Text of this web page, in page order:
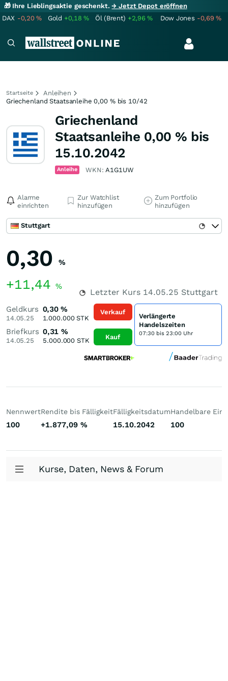
🎁 Ihre Lieblingsaktie geschenkt.→ Jetzt Depot eröffnen
DAX -0,20% Gold +0,18% Öl (Brent) +2,96% Dow Jones -0,69%
Startseite
Anleihen
Griechenland Staatsanleihe 0,00 % bis 10/42
Griechenland
Staatsanleihe 0,00 % bis
15.10.2042
Anleihe WKN:A1G1UW
Alarme
einrichten
Zur Watchlist
hinzufügen
Zum Portfolio
hinzufügen
Stuttgart
0,30 %
+11,44 %
Letzter Kurs 14.05.25 Stuttgart
Geldkurs
14.05.25
0,30 %
1.000.000STK
Briefkurs
14.05.25
0,31 %
5.000.000 STK
Verkauf
Kauf
Verlängerte
Handelszeiten
07:30 bis 23:00 Uhr
Nennwert
100
Rendite bis Fälligkeit
+1.877,09 %
Fälligkeitsdatum
15.10.2042
Handelbare
100
Kurse, Daten, News & Forum